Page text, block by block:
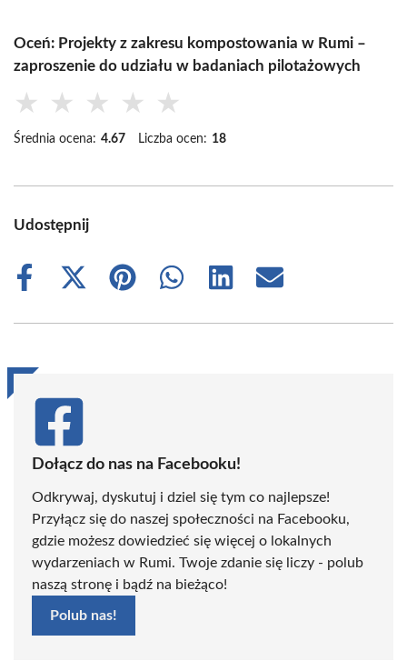
Oceń: Projekty z zakresu kompostowania w Rumi –
zaproszenie do udziału w badaniach pilotażowych
★ ★ ★ ★ ★
Średnia ocena: 4.67 Liczba ocen: 18
Udostępnij
Share
Share
(Twitter)
Share
Share
Share
Share
Dołącz do nas na Facebooku!
Odkrywaj, dyskutuj i dziel się tym co najlepsze!
Przyłącz się do naszej społeczności na Facebooku,
gdzie możesz dowiedzieć się więcej o lokalnych
wydarzeniach w Rumi. Twoje zdanie się liczy - polub
naszą stronę i bądź na bieżąco!
Polub nas!